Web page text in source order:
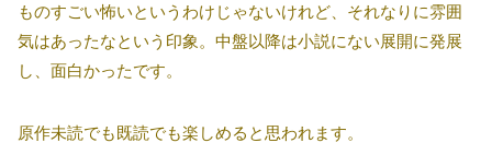
ものすごい怖いというわけじゃないけれど、それなりに雰囲
気はあったなという印象。中盤以降は小説にない展開に発展
し、面白かったです。
原作未読でも既読でも楽しめると思われます。